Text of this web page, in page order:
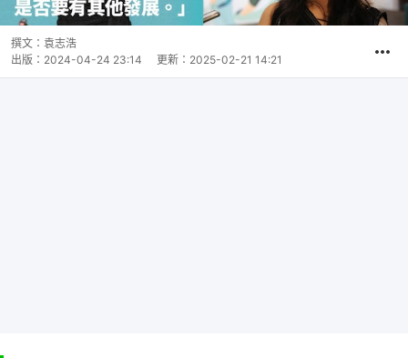
撰文： 袁志浩
出版： 2024-04-24 23:14 更新： 2025-02-21 14:21